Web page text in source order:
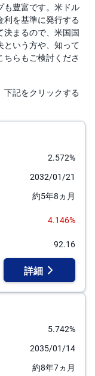
も豊富です。米ドル
利を基準に発行する
決まるので、米国国
という方や、知って
らもご検討くださ
下記をクリックする
2.572%
2032/01/21
約5年8ヵ月
4.146%
92.16
詳細
5.742%
2035/01/14
約8年7ヵ月